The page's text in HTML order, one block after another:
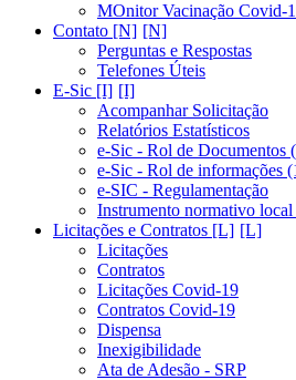
MOnitor Vacinação Covid-
Contato [N]
Perguntas e Respostas
Telefones Úteis
E-Sic [I]
Acompanhar Solicitação
Relatórios Estatísticos
e-Sic - Rol de Documentos
e-Sic - Rol de informações
e-SIC - Regulamentação
Instrumento normativo
Licitações e Contratos [L]
Licitações
Contratos
Licitações Covid-19
Contratos Covid-19
Dispensa
Inexigibilidade
Ata de Adesão - SRP